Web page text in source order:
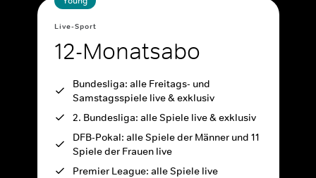
Live-Sport
12-Monatsabo
Bundesliga: alle Freitags- und
Samstagsspiele live & exklusiv
2. Bundesliga: alle Spiele live & exklusiv
DFB-Pokal: alle Spiele der Männer und 11
Spiele der Frauen live
Premier League: alle Spiele live